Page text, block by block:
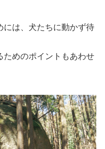
には、犬たちに動かず待
ためのポイントもあわせ